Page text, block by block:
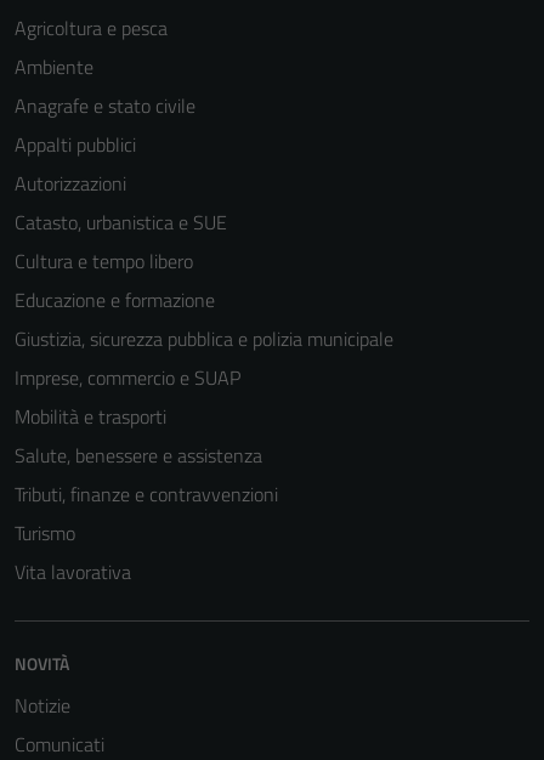
Agricoltura e pesca
Ambiente
Anagrafe e stato civile
Appalti pubblici
Autorizzazioni
Catasto, urbanistica e SUE
Cultura e tempo libero
Educazione e formazione
Giustizia, sicurezza pubblica e polizia municipale
Imprese, commercio e SUAP
Mobilità e trasporti
Salute, benessere e assistenza
Tributi, finanze e contravvenzioni
Turismo
Vita lavorativa
NOVITÀ
Notizie
Comunicati